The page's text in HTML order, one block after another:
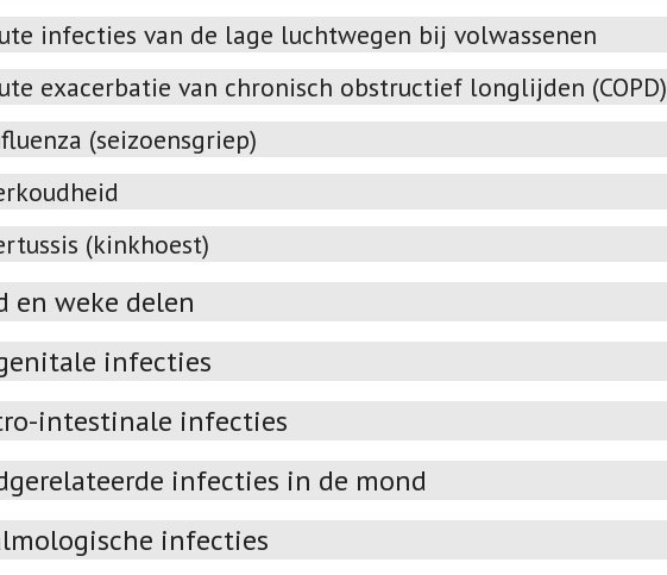
infecties van de lage luchtwegen bij volwassenen
exacerbatie van chronisch obstructief longlijden (COPD)
(seizoensgriep)
(kinkhoest)
en weke delen
infecties
intestinale infecties
infecties in de mond
infecties